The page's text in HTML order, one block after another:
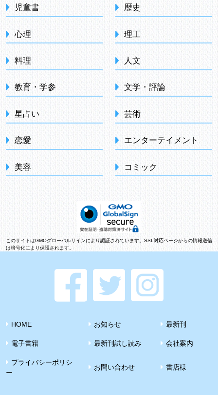
児童書
心理
料理
教育・学参
星占い
恋愛
美容
歴史
理工
人文
文学・評論
芸術
エンターテイメント
コミック
このサイトはGMOグローバルサインにより認証されています。SSL対応ページからの情報送信
は暗号化により保護されます。
HOME お知らせ 最新刊
電子書籍 最新刊試し読み 会社案内
プライバシーポリシ
ー
お問い合わせ 書店様